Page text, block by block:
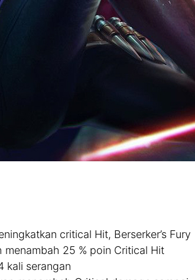
critical Hit, Berserker’s Fury
25 % poin Critical Hit
kali serangan